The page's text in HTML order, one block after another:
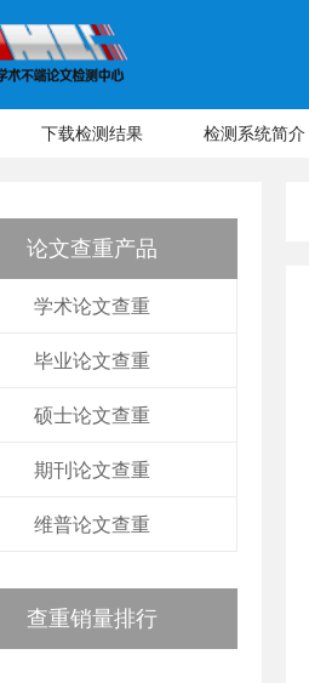
下载检测结果 检测系统简介
论文查重产品
学术论文查重
毕业论文查重
硕士论文查重
期刊论文查重
维普论文查重
查重销量排行